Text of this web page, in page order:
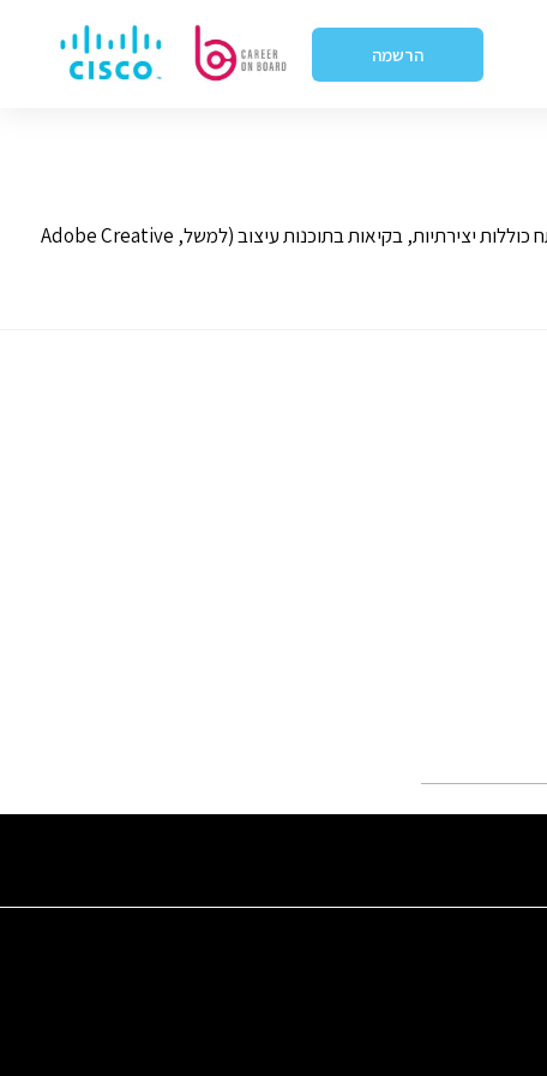
הרשמה
מעצב גרפי יוצר תוכן חזותי כדי להעביר מסרים בצורה יעילה. תחומי האחריות כוללים עיצוב לוגואים, חוברות, פרסומות ותוכן דיגיטלי. מיומנויות מפתח כוללות יצירתיות, בקיאות בתוכנות עיצוב (למשל, Adobe Creative